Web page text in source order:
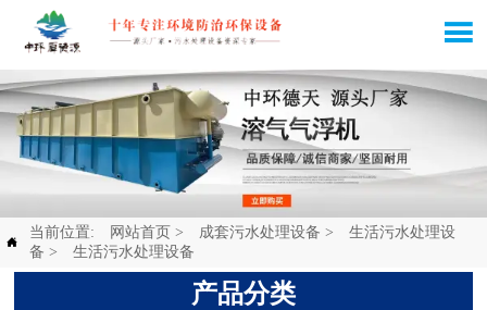


当前位置: 网站首页 > 成套污水处理设备 >
生活污水处理设
备 > 生活污水处理设备
产品分类